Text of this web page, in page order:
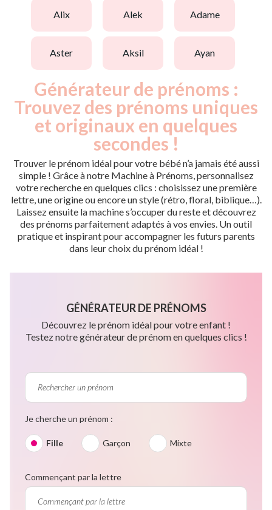
alix alek adame
aster aksil ayan
Générateur de prénoms :
Trouvez des prénoms uniques
et originaux en quelques
secondes !
Trouver le prénom idéal pour votre bébé n’a jamais été aussi
simple ! Grâce à notre Machine à Prénoms, personnalisez
votre recherche en quelques clics : choisissez une première
lettre, une origine ou encore un style (rétro, floral, biblique…).
Laissez ensuite la machine s’occuper du reste et découvrez
des prénoms parfaitement adaptés à vos envies. Un outil
pratique et inspirant pour accompagner les futurs parents
dans leur choix du prénom idéal !
GÉNÉRATEUR DE PRÉNOMS
Découvrez le prénom idéal pour votre enfant !
Testez notre générateur de prénom en quelques clics !
Je cherche un prénom :
Fille Garçon Mixte
Commençant par la lettre